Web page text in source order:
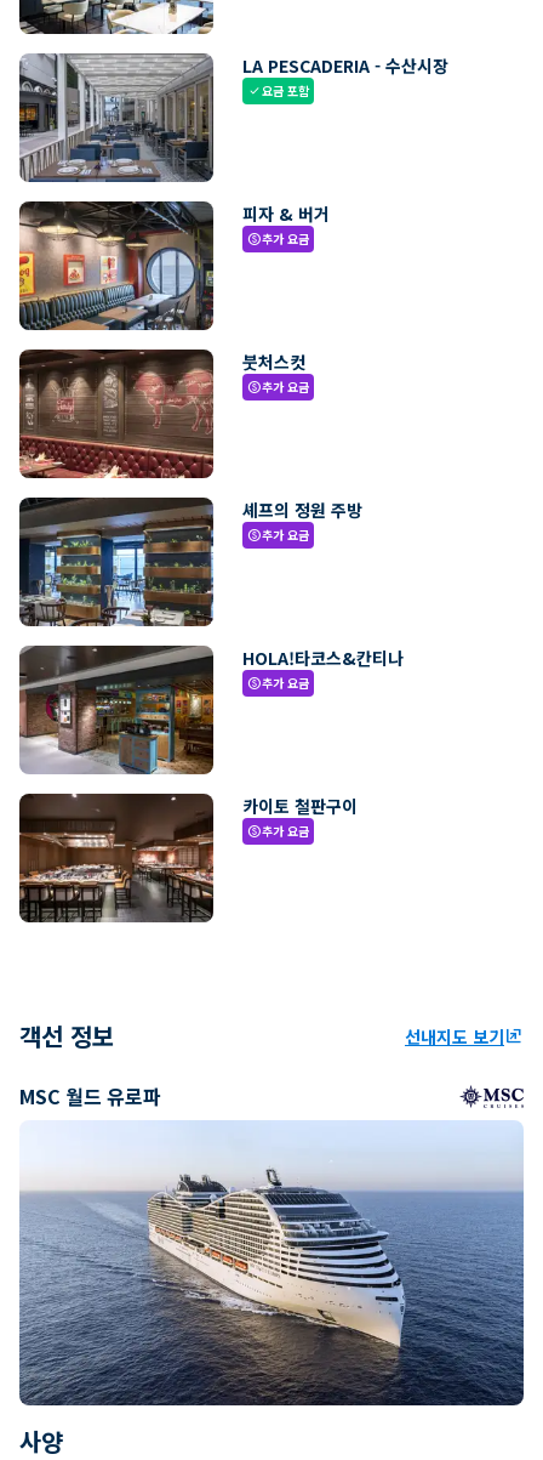
LA PESCADERIA - 수산시장
check요금 포함
피자 & 버거
paid추가 요금
붓처스컷
paid추가 요금
셰프의 정원 주방
paid추가 요금
HOLA!타코스&칸티나
paid추가 요금
카이토 철판구이
paid추가 요금
객선 정보 선내지도 보기ungroup
MSC 월드 유로파
사양